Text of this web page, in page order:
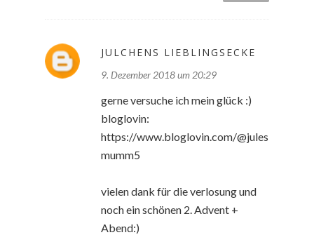
JULCHENS LIEBLINGSECKE
9. Dezember 2018 um 20:29
gerne versuche ich mein glück :)
bloglovin:
https://www.bloglovin.com/@jules
mumm5
vielen dank für die verlosung und
noch ein schönen 2. Advent +
Abend:)